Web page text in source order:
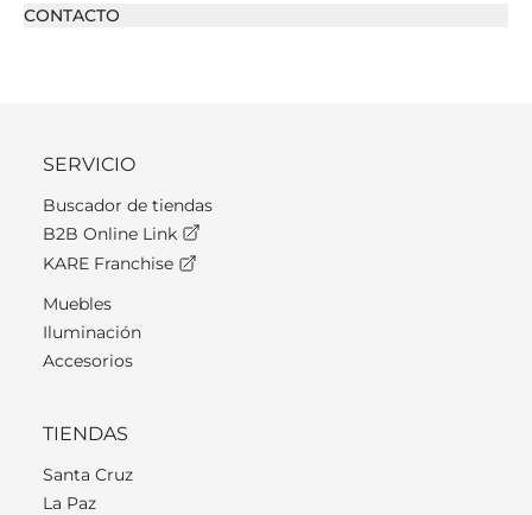
CONTACTO
SERVICIO
Buscador de tiendas
B2B Online Link
KARE Franchise
Muebles
Iluminación
Accesorios
TIENDAS
Santa Cruz
La Paz